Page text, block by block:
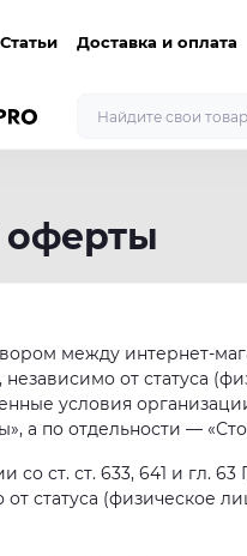
Статьи Доставка и оплата
оферты
между интернет-
независимо от
условия
а по отдельности —
со ст. ст. 633, 641 и
статуса